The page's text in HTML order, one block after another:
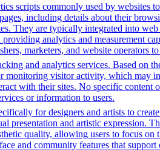
scripts commonly used by websites
including details about their
They are typically integrated into
analytics and measurement
marketers, and website operators
and analytics services. Based
visitor activity, which may
with their sites. No specific
or information to users.
for designers and artists to
presentation and artistic expression.
quality, allowing users to focus
and community features that